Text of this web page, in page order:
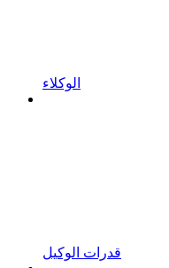
الوكلاء
قدرات الوكيل